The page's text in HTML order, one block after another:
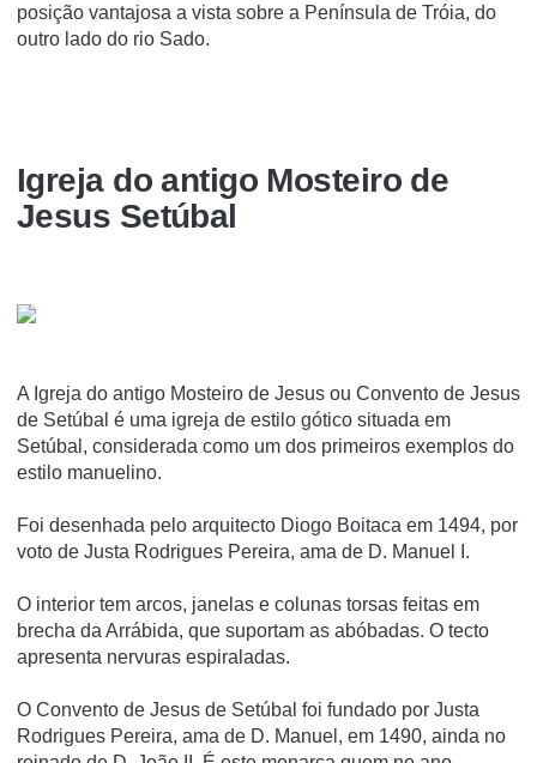
posição vantajosa a vista sobre a Pení­nsula de Tróia, do
outro lado do rio Sado.
Igreja do antigo Mosteiro de
Jesus Setúbal
A Igreja do antigo Mosteiro de Jesus ou Convento de Jesus
de Setúbal é uma igreja de estilo gótico situada em
Setúbal, considerada como um dos primeiros exemplos do
estilo manuelino.
Foi desenhada pelo arquitecto Diogo Boitaca em 1494, por
voto de Justa Rodrigues Pereira, ama de D. Manuel I.
O interior tem arcos, janelas e colunas torsas feitas em
brecha da Arrábida, que suportam as abóbadas. O tecto
apresenta nervuras espiraladas.
O Convento de Jesus de Setúbal foi fundado por Justa
Rodrigues Pereira, ama de D. Manuel, em 1490, ainda no